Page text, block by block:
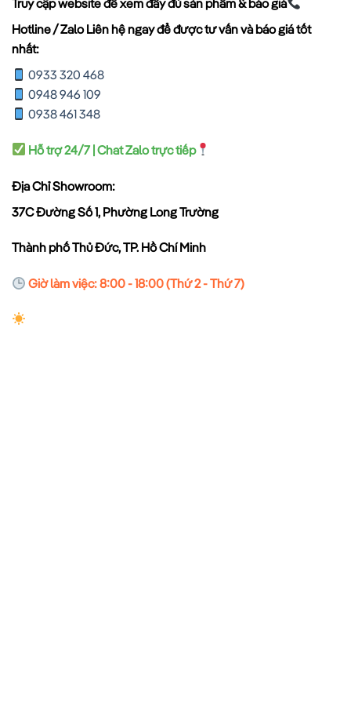
Hotline / Zalo Liên hệ ngay để được tư vấn và báo giá tốt
nhất:
0933 320 468
0948 946 109
0938 461 348
Hỗ trợ 24/7 | Chat Zalo trực tiếp
Địa Chỉ Showroom:
37C Đường Số 1, Phường Long Trường
Thành phố Thủ Đức, TP. Hồ Chí Minh
Giờ làm việc: 8:00 - 18:00 (Thứ 2 - Thứ 7)